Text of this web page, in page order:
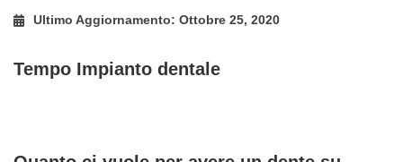
Ultimo Aggiornamento: Ottobre 25, 2020
Tempo Impianto dentale